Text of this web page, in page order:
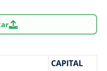
CAPITAL